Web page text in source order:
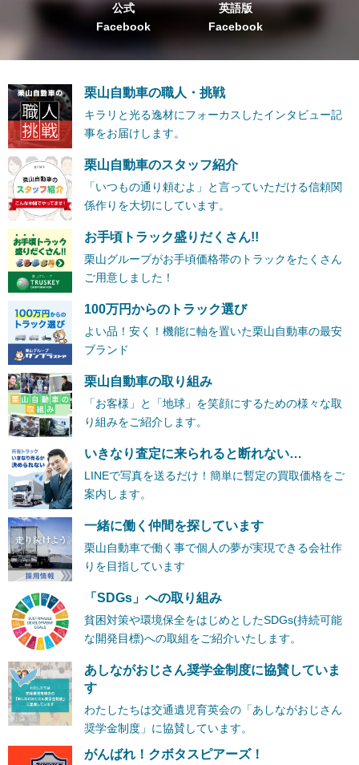
公式
Facebook
英語版
Facebook
栗山自動車の職人・挑戦
キラリと光る逸材にフォーカスしたインタビュー記
事をお届けします。
栗山自動車のスタッフ紹介
「いつもの通り頼むよ」と言っていただける信頼関
係作りを大切にしています。
お手頃トラック盛りだくさん!!
栗山グループがお手頃価格帯のトラックをたくさん
ご用意しました！
100万円からのトラック選び
よい品！安く！機能に軸を置いた栗山自動車の最安
ブランド
栗山自動車の取り組み
「お客様」と「地球」を笑顔にするための様々な取
り組みをご紹介します。
いきなり査定に来られると断れない…
LINEで写真を送るだけ！簡単に暫定の買取価格をご
案内します。
一緒に働く仲間を探しています
栗山自動車で働く事で個人の夢が実現できる会社作
りを目指しています
「SDGs」への取り組み
貧困対策や環境保全をはじめとしたSDGs(持続可能
な開発目標)への取組をご紹介いたします。
あしながおじさん奨学金制度に協賛していま
す
わたしたちは交通遺児育英会の「あしながおじさん
奨学金制度」に協賛しています。
がんばれ！クボタスピアーズ！